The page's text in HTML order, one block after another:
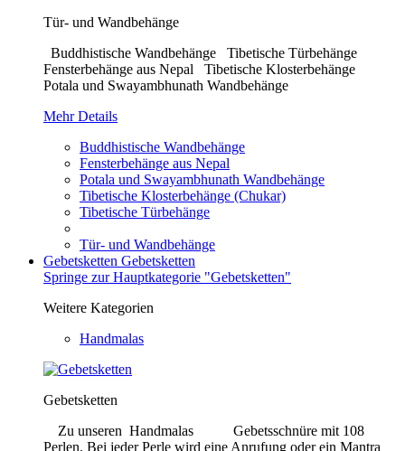
Tür- und Wandbehänge
Buddhistische Wandbehänge Tibetische Türbehänge
Fensterbehänge aus Nepal Tibetische Klosterbehänge
Potala und Swayambhunath Wandbehänge
Mehr Details
Buddhistische Wandbehänge
Fensterbehänge aus Nepal
Potala und Swayambhunath Wandbehänge
Tibetische Klosterbehänge (Chukar)
Tibetische Türbehänge
Tür- und Wandbehänge
Gebetsketten Gebetsketten
Springe zur Hauptkategorie "Gebetsketten"
Weitere Kategorien
Handmalas
Gebetsketten
Zu unseren Handmalas Gebetsschnüre mit 108
Perlen. Bei jeder Perle wird eine Anrufung oder ein Mantra